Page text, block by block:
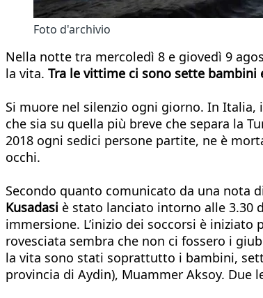
Foto d'archivio
Nella notte tra mercoledì 8 e giovedì 9
la vita. Tra le vittime ci sono sette bambini
Si muore nel silenzio ogni giorno. In
che sia su quella più breve che separa la
2018 ogni sedici persone partite, ne è
occhi.
Secondo quanto comunicato da una nota
Kusadasi è stato lanciato intorno alle 3.30
immersione. L’inizio dei soccorsi è
rovesciata sembra che non ci fossero i
la vita sono stati soprattutto i bambini,
provincia di Aydin), Muammer Aksoy. Due